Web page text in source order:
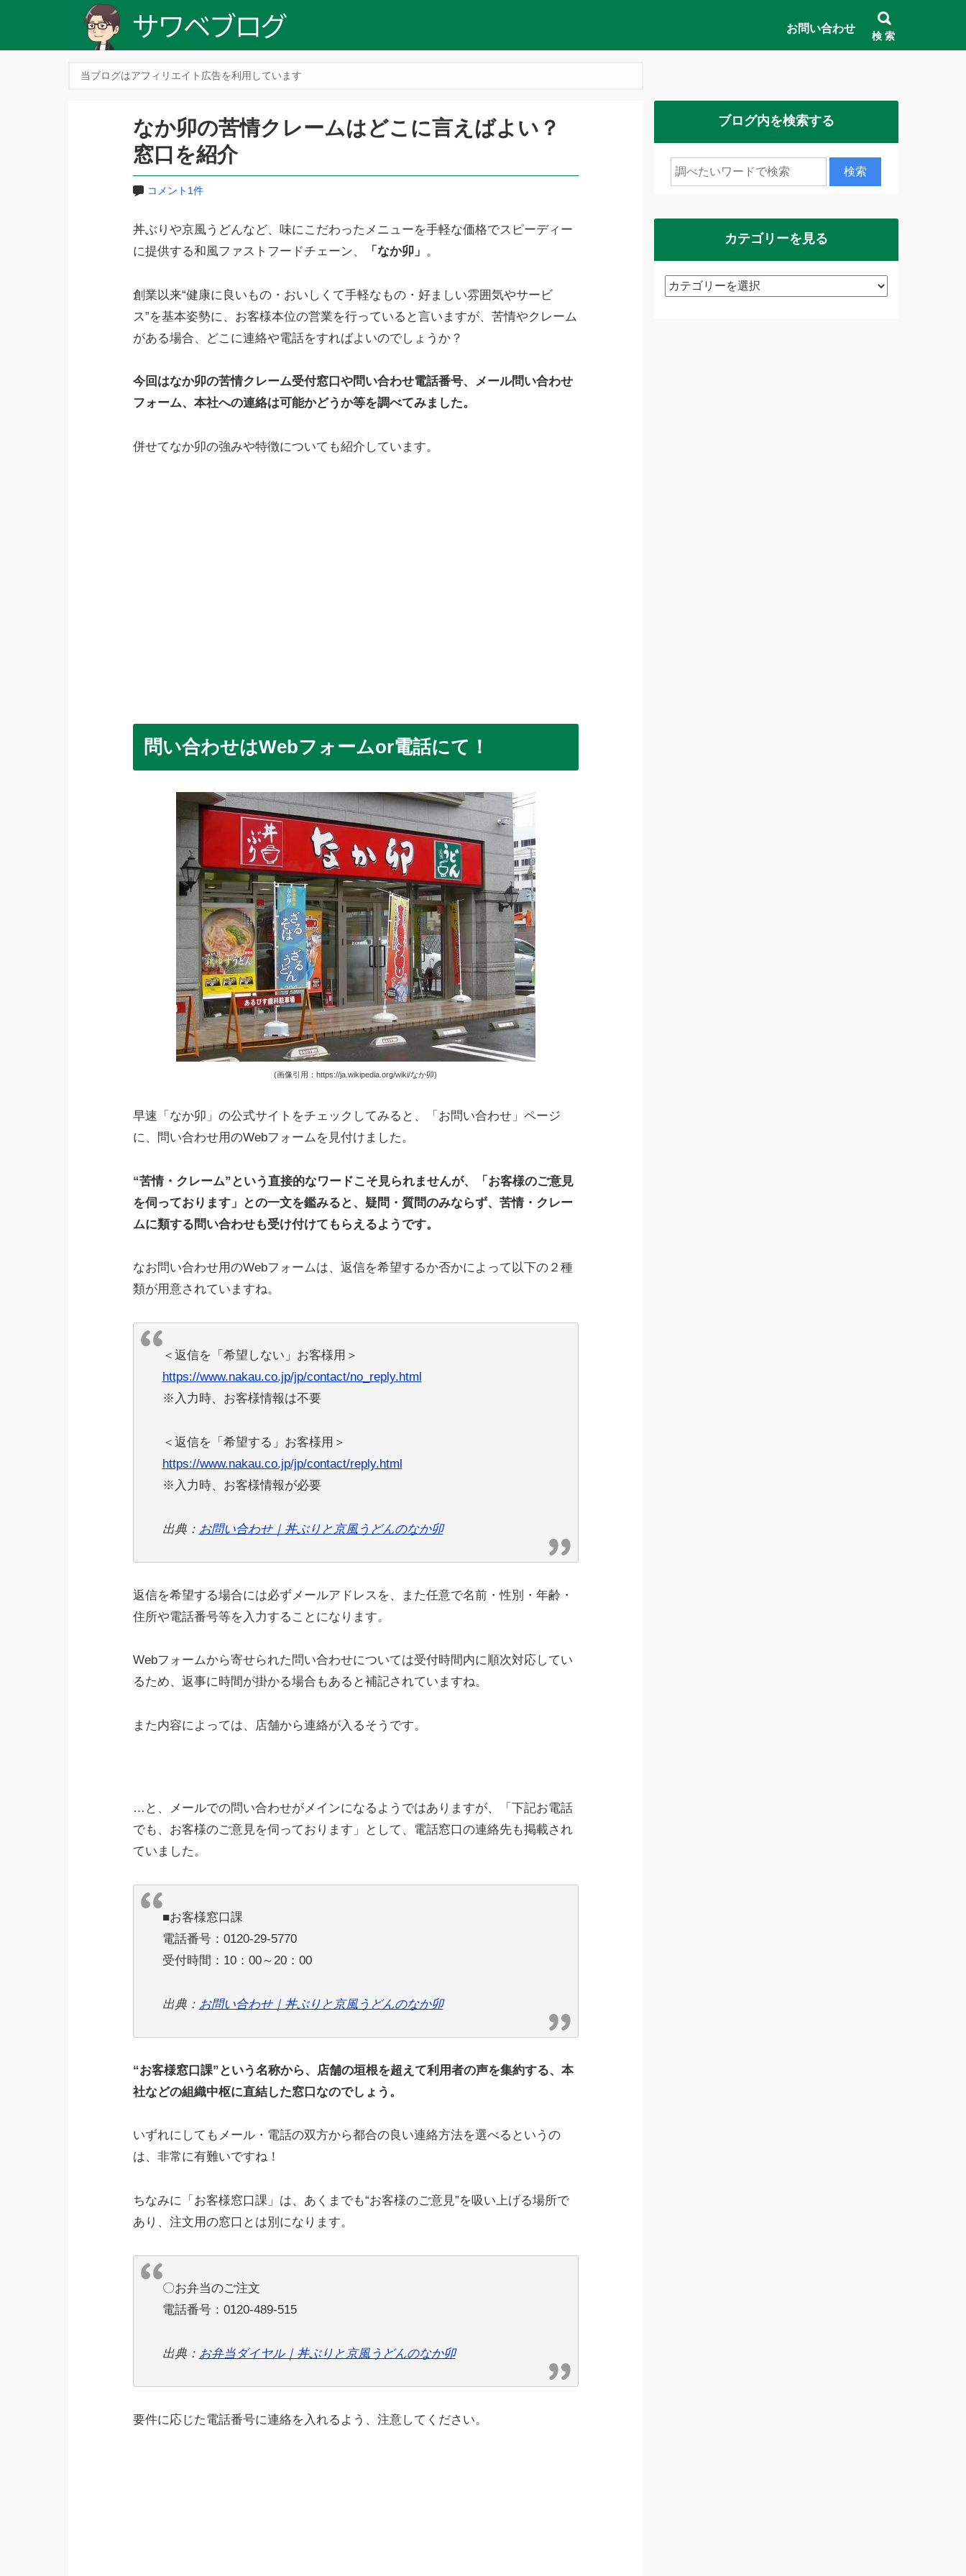
お問い合わせ
検 索
当ブログはアフィリエイト広告を利用しています
なか卯の苦情クレームはどこに言えばよい？
窓口を紹介
コメント1件
丼ぶりや京風うどんなど、味にこだわったメニューを手軽な価格でスピーディー
に提供する和風ファストフードチェーン、
「なか卯」 。
創業以来“健康に良いもの・おいしくて手軽なもの・好ましい雰囲気やサービ
ス”を基本姿勢に、お客様本位の営業を行っていると言いますが、苦情やクレーム
がある場合、どこに連絡や電話をすればよいのでしょうか？
今回はなか卯の苦情クレーム受付窓口や問い合わせ電話番号、メール問い合わせ
フォーム、本社への連絡は可能かどうか等を調べてみました。
併せてなか卯の強みや特徴についても紹介しています。
問い合わせはWebフォームor電話にて！
(画像引用：https://ja.wikipedia.org/wiki/なか卯)
早速「なか卯」の公式サイトをチェックしてみると、「お問い合わせ」ページ
に、問い合わせ用のWebフォームを見付けました。
“苦情・クレーム”という直接的なワードこそ見られませんが、「お客様のご意見
を伺っております」との一文を鑑みると、疑問・質問のみならず、苦情・クレー
ムに類する問い合わせも受け付けてもらえるようです。
なお問い合わせ用のWebフォームは、返信を希望するか否かによって以下の２種
類が用意されていますね。
＜返信を「希望しない」お客様用＞
https://www.nakau.co.jp/jp/contact/no_reply.html
※入力時、お客様情報は不要
＜返信を「希望する」お客様用＞
https://www.nakau.co.jp/jp/contact/reply.html
※入力時、お客様情報が必要
出典： お問い合わせ｜丼ぶりと京風うどんのなか卯
返信を希望する場合には必ずメールアドレスを、また任意で名前・性別・年齢・
住所や電話番号等を入力することになります。
Webフォームから寄せられた問い合わせについては受付時間内に順次対応してい
るため、返事に時間が掛かる場合もあると補記されていますね。
また内容によっては、店舗から連絡が入るそうです。
…と、メールでの問い合わせがメインになるようではありますが、「下記お電話
でも、お客様のご意見を伺っております」として、電話窓口の連絡先も掲載され
ていました。
■お客様窓口課
電話番号：0120-29-5770
受付時間：10：00～20：00
出典： お問い合わせ｜丼ぶりと京風うどんのなか卯
“お客様窓口課”という名称から、店舗の垣根を超えて利用者の声を集約する、本
社などの組織中枢に直結した窓口なのでしょう。
いずれにしてもメール・電話の双方から都合の良い連絡方法を選べるというの
は、非常に有難いですね！
ちなみに「お客様窓口課」は、あくまでも“お客様のご意見”を吸い上げる場所で
あり、注文用の窓口とは別になります。
〇お弁当のご注文
電話番号：0120-489-515
出典： お弁当ダイヤル｜丼ぶりと京風うどんのなか卯
要件に応じた電話番号に連絡を入れるよう、注意してください。
ブログ内を検索する
カテゴリーを見る
カ